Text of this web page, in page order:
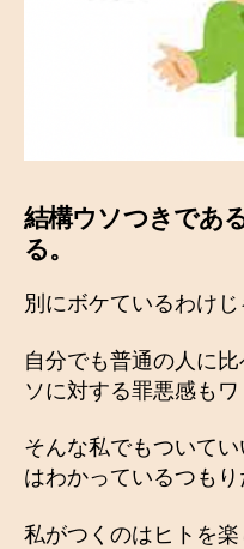
結構ウソつきであ
る。
別にボケているわけじ
自分でも普通の人に
ソに対する罪悪感もワ
そんな私でもついて
はわかっているつもり
私がつくのはヒトを